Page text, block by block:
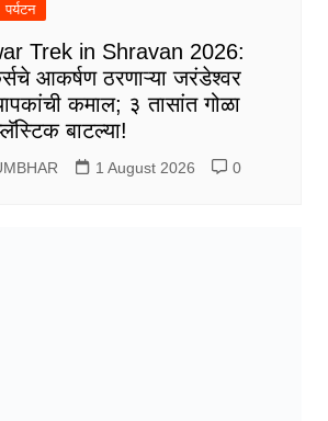
पर्यटन
Trek in Shravan 2026:
आकर्षण ठरणाऱ्या जरंडेश्वर
कमाल; ३ तासांत गोळा
बाटल्या!
1 August 2026 0